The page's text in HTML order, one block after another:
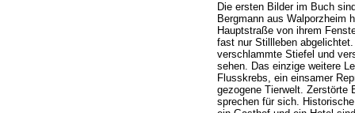
Die ersten Bilder im Buch
Bergmann aus Walporzheim
Hauptstraße von ihrem
fast nur Stillleben
verschlammte Stiefel und
sehen. Das einzige weitere
Flusskrebs, ein einsamer
gezogene Tierwelt. Zerstörte
sprechen für sich.